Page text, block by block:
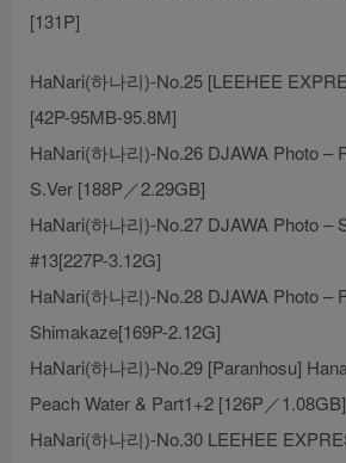
[131P]
HaNari(하나리)-No.25 [LEEHEE
[42P-95MB-95.8M]
HaNari(하나리)-No.26 DJAWA Photo –
S.Ver [188P／2.29GB]
HaNari(하나리)-No.27 DJAWA Photo –
#13[227P-3.12G]
HaNari(하나리)-No.28 DJAWA Photo –
Shimakaze[169P-2.12G]
HaNari(하나리)-No.29 [Paranhosu]
Peach Water & Part1+2 [126P／1.08GB]
HaNari(하나리)-No.30 LEEHEE